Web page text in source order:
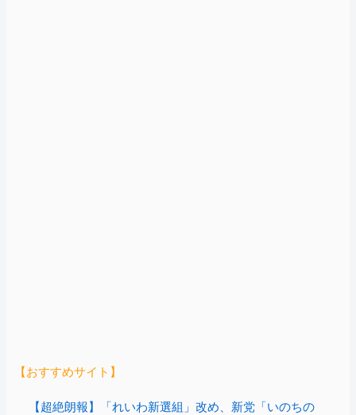
【おすすめサイト】
【超絶朗報】「れいわ新選組」改め、新党「いのちの